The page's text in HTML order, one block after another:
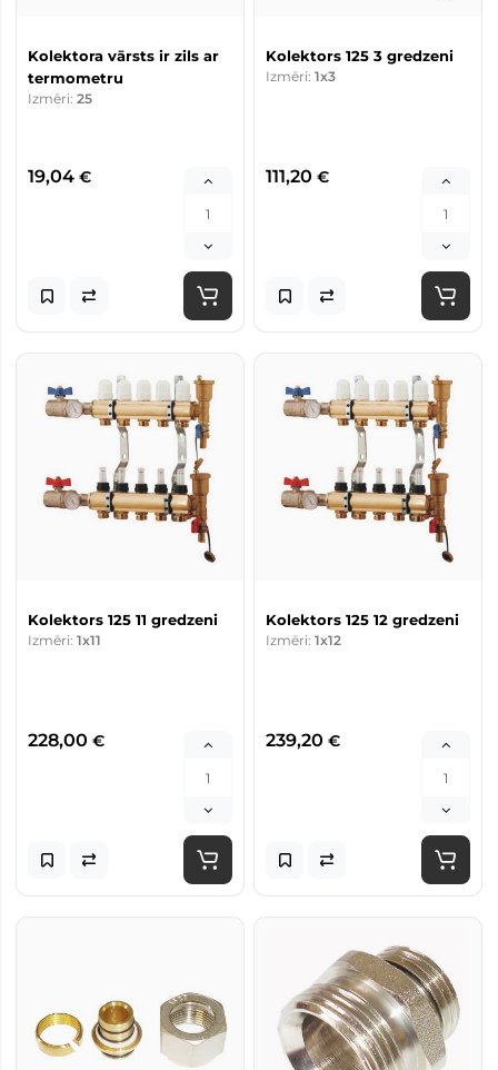
Kolektora vārsts ir zils ar
termometru
Izmēri: 25
19,04 €
Kolektors 125 3 gredzeni
Izmēri: 1x3
111,20 €
Kolektors 125 11 gredzeni
Izmēri: 1x11
228,00 €
Kolektors 125 12 gredzeni
Izmēri: 1x12
239,20 €